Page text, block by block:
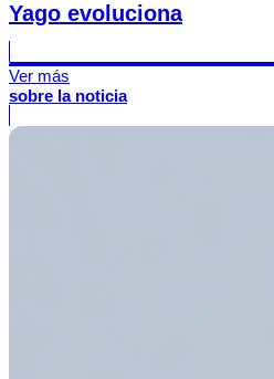
Yago evoluciona
Ver más
sobre la noticia